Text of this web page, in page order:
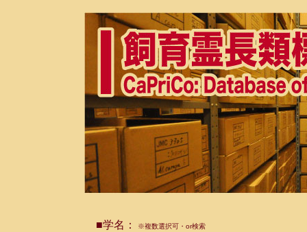
■学名： ※複数選択可・or検索